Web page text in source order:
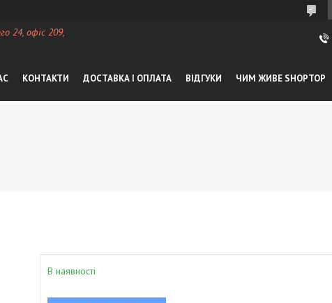
24, офіс 209,
КОНТАКТИ ДОСТАВКА І ОПЛАТА ВІДГУКИ ЧИМ ЖИВЕ SHOPTOP
В наявності